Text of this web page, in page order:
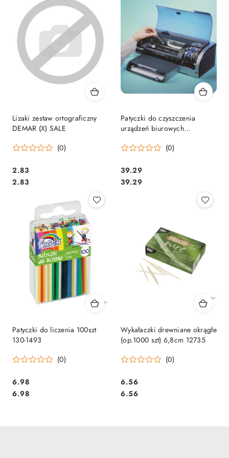
Lizaki zestaw ortograficzny
DEMAR (X) SALE
(0)
Cena:
2.83
Cena:
2.83
Patyczki do czyszczenia
urządzeń biurowych
(0)
Cena:
39.29
Cena:
39.29
Patyczki do liczenia 100szt
130-1493
(0)
Cena:
6.98
Cena:
6.98
Wykałaczki drewniane okrągłe
(op.1000 szt) 6,8cm 12735
(0)
Cena:
6.56
Cena:
6.56